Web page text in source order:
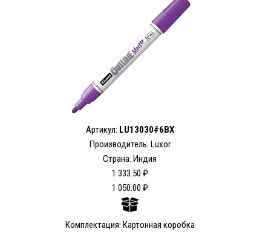
Артикул: LU13030#6BX
Производитель: Luxor
Страна: Индия
1 333.50 ₽
1 050.00 ₽
Комплектация: Картонная коробка